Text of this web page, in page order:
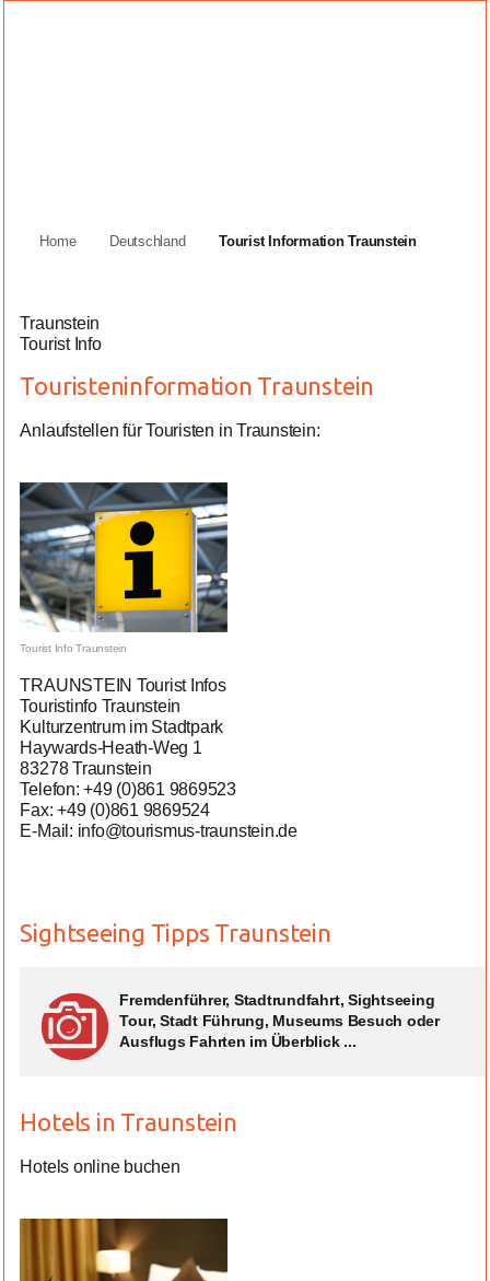
Home Deutschland Tourist Information Traunstein
Traunstein
Tourist Info
Touristeninformation Traunstein
Anlaufstellen für Touristen in Traunstein:
Tourist Info Traunstein
TRAUNSTEIN Tourist Infos
Touristinfo Traunstein
Kulturzentrum im Stadtpark
Haywards-Heath-Weg 1
83278 Traunstein
Telefon: +49 (0)861 9869523
Fax: +49 (0)861 9869524
E-Mail: info@tourismus-traunstein.de
Sightseeing Tipps Traunstein
Fremdenführer, Stadtrundfahrt, Sightseeing
Tour, Stadt Führung, Museums Besuch oder
Ausflugs Fahrten im Überblick ...
Hotels in Traunstein
Hotels online buchen